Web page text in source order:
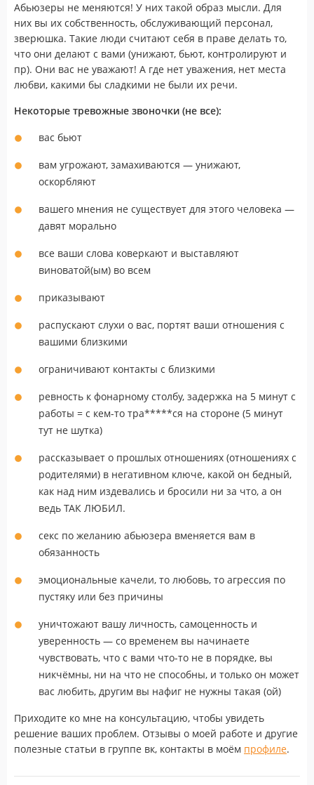
Абьюзеры не меняются! У них такой образ мысли. Для
них вы их собственность, обслуживающий персонал,
зверюшка. Такие люди считают себя в праве делать то,
что они делают с вами (унижают, бьют, контролируют и
пр). Они вас не уважают! А где нет уважения, нет места
любви, какими бы сладкими не были их речи.
Некоторые тревожные звоночки (не все):
вас бьют
вам угрожают, замахиваются — унижают,
оскорбляют
вашего мнения не существует для этого человека —
давят морально
все ваши слова коверкают и выставляют
виноватой(ым) во всем
приказывают
распускают слухи о вас, портят ваши отношения с
вашими близкими
ограничивают контакты с близкими
ревность к фонарному столбу, задержка на 5 минут с
работы = с кем-то тра*****ся на стороне (5 минут
тут не шутка)
рассказывает о прошлых отношениях (отношениях с
родителями) в негативном ключе, какой он бедный,
как над ним издевались и бросили ни за что, а он
ведь ТАК ЛЮБИЛ.
секс по желанию абьюзера вменяется вам в
обязанность
эмоциональные качели, то любовь, то агрессия по
пустяку или без причины
уничтожают вашу личность, самоценность и
уверенность — со временем вы начинаете
чувствовать, что с вами что-то не в порядке, вы
никчёмны, ни на что не способны, и только он может
вас любить, другим вы нафиг не нужны такая (ой)
Приходите ко мне на консультацию, чтобы увидеть
решение ваших проблем. Отзывы о моей работе и другие
полезные статьи в группе вк, контакты в моём профиле.